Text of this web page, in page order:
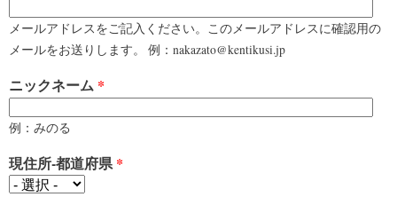
メールアドレスをご記入ください。このメールアドレスに確認用の
メールをお送りします。 例：nakazato@kentikusi.jp
ニックネーム *
例：みのる
現住所-都道府県*